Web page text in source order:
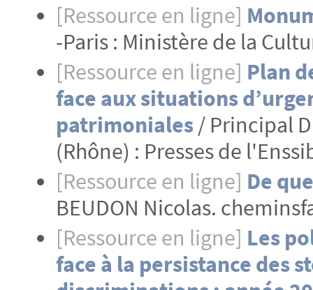
[Ressource en ligne]
-Paris : Ministère de la
[Ressource en ligne] Plan
face aux situations
patrimoniales/ Principal
(Rhône) : Presses de
[Ressource en ligne] De
BEUDON Nicolas.
[Ressource en ligne] Les
face à la persistance des